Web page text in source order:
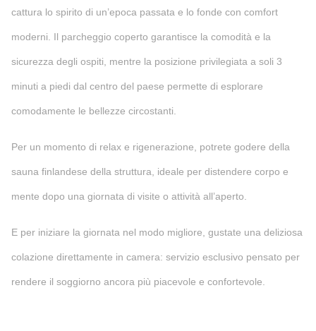
cattura lo spirito di un’epoca passata e lo fonde con comfort
moderni. Il parcheggio coperto garantisce la comodità e la
sicurezza degli ospiti, mentre la posizione privilegiata a soli 3
minuti a piedi dal centro del paese permette di esplorare
comodamente le bellezze circostanti.
Per un momento di relax e rigenerazione, potrete godere della
sauna finlandese della struttura, ideale per distendere corpo e
mente dopo una giornata di visite o attività all’aperto.
E per iniziare la giornata nel modo migliore, gustate una deliziosa
colazione direttamente in camera: servizio esclusivo pensato per
rendere il soggiorno ancora più piacevole e confortevole.